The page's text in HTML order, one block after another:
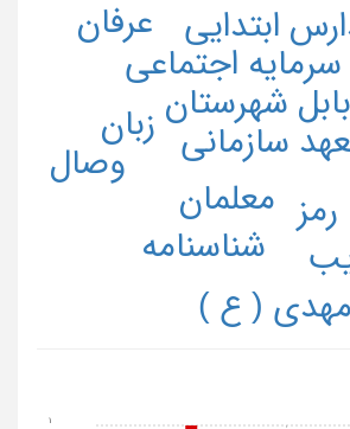
بابل شهرستان
سازمانی
سرمایه اجتماعی
ابتدایی
معلمان رمز
زبان
شناسنامه
عرفان
مهدی ( ع )
وصال
1